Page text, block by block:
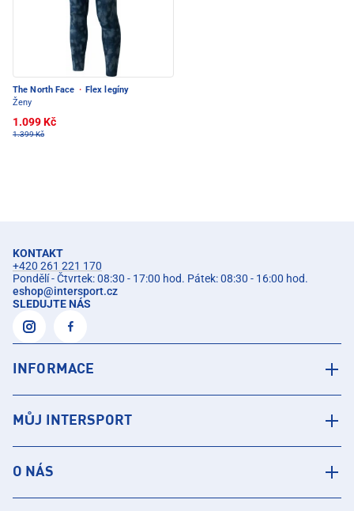
The North Face · Flex legíny
Ženy
1.099 Kč
1.399 Kč
KONTAKT
+420 261 221 170
Pondělí - Čtvrtek: 08:30 - 17:00 hod. Pátek: 08:30 - 16:00 hod.
eshop@intersport.cz
SLEDUJTE NÁS
INFORMACE
MŮJ INTERSPORT
O NÁS